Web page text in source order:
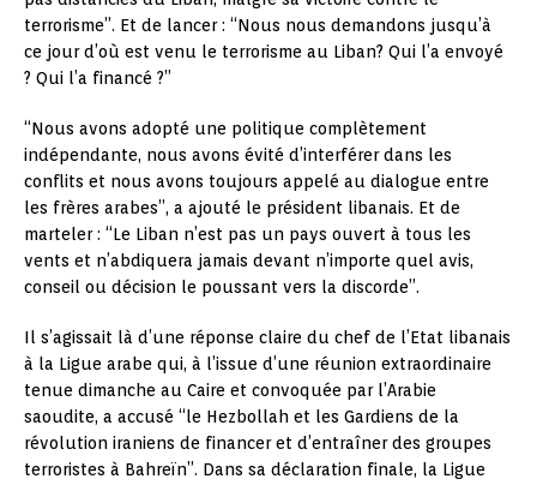
terrorisme”. Et de lancer : “Nous nous demandons jusqu’à
ce jour d’où est venu le terrorisme au Liban? Qui l’a envoyé
? Qui l’a financé ?”
“Nous avons adopté une politique complètement
indépendante, nous avons évité d’interférer dans les
conflits et nous avons toujours appelé au dialogue entre
les frères arabes”, a ajouté le président libanais. Et de
marteler : “Le Liban n’est pas un pays ouvert à tous les
vents et n’abdiquera jamais devant n’importe quel avis,
conseil ou décision le poussant vers la discorde”.
Il s’agissait là d’une réponse claire du chef de l’Etat libanais
à la Ligue arabe qui, à l’issue d’une réunion extraordinaire
tenue dimanche au Caire et convoquée par l’Arabie
saoudite, a accusé “le Hezbollah et les Gardiens de la
révolution iraniens de financer et d’entraîner des groupes
terroristes à Bahreïn”. Dans sa déclaration finale, la Ligue